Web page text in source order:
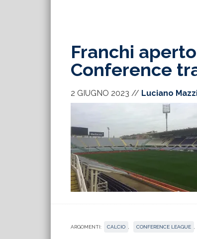
Franchi
Conference
2 GIUGNO 2023 // Luciano
ARGOMENTI: CALCIO CONFERENCE LEAGUE